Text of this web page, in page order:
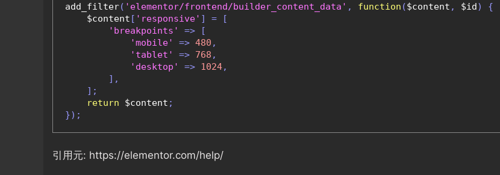
add_filter( 'elementor/frontend/builder_content_data' , function ($content , $id)
{
    $content
[ 'responsive' ] =
[
'breakpoints'
=>
[
'mobile'
=> 480 ,
'tablet'
=> 768 ,
'desktop'
=> 1024,
],
];
return $content ;
});
引用元: https://elementor.com/help/